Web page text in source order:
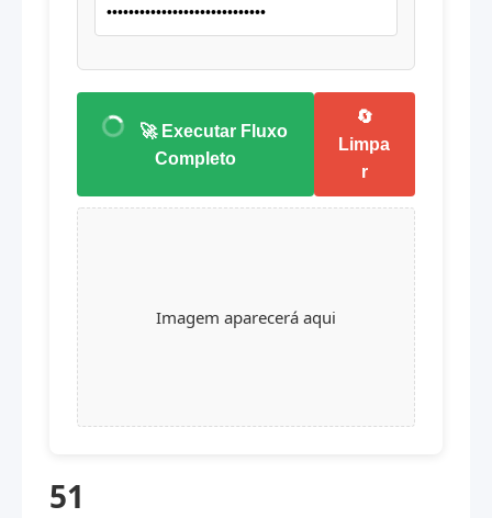
🚀 Executar Fluxo
Completo
🔄
Limpa
r
Imagem aparecerá aqui
51